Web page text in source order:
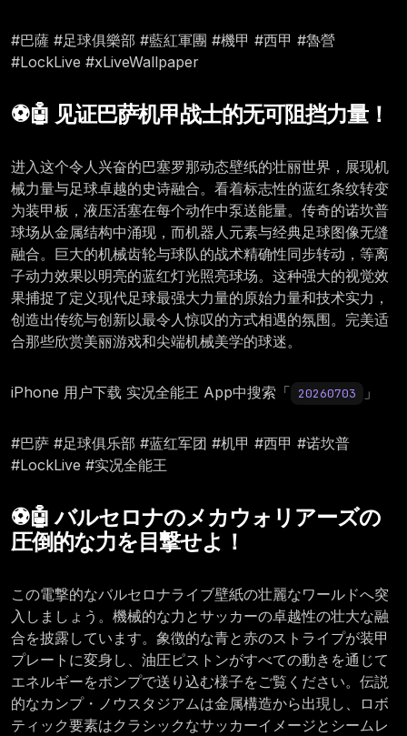
#巴薩 #足球俱樂部 #藍紅軍團 #機甲 #西甲 #魯營
#LockLive #xLiveWallpaper
⚽🤖 见证巴萨机甲战士的无可阻挡力量！
进入这个令人兴奋的巴塞罗那动态壁纸的壮丽世界，展现机
械力量与足球卓越的史诗融合。看着标志性的蓝红条纹转变
为装甲板，液压活塞在每个动作中泵送能量。传奇的诺坎普
球场从金属结构中涌现，而机器人元素与经典足球图像无缝
融合。巨大的机械齿轮与球队的战术精确性同步转动，等离
子动力效果以明亮的蓝红灯光照亮球场。这种强大的视觉效
果捕捉了定义现代足球最强大力量的原始力量和技术实力，
创造出传统与创新以最令人惊叹的方式相遇的氛围。完美适
合那些欣赏美丽游戏和尖端机械美学的球迷。
iPhone 用户下载 实况全能王 App中搜索「 20260703 」
#巴萨 #足球俱乐部 #蓝红军团 #机甲 #西甲 #诺坎普
#LockLive #实况全能王
⚽🤖 バルセロナのメカウォリアーズの
圧倒的な力を目撃せよ！
この電撃的なバルセロナライブ壁紙の壮麗なワールドへ突
入しましょう。機械的な力とサッカーの卓越性の壮大な融
合を披露しています。象徴的な青と赤のストライプが装甲
プレートに変身し、油圧ピストンがすべての動きを通じて
エネルギーをポンプで送り込む様子をご覧ください。伝説
的なカンプ・ノウスタジアムは金属構造から出現し、ロボ
ティック要素はクラシックなサッカーイメージとシームレ